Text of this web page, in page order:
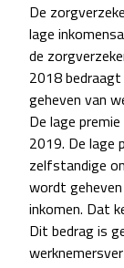
De
lage
de
2018
geheven van
De lage
2019. De lage
zelfstandige
wordt
inkomen. Dat
Dit bedrag is